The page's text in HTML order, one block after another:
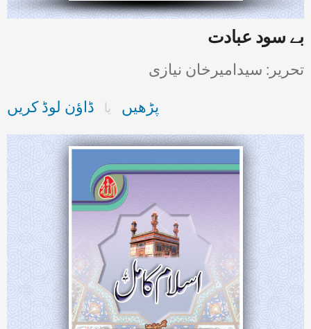
بے سود عبادت
تحریر: سیدامیرخان نیازی
پڑھیں یا ڈاؤن لوڈ کریں